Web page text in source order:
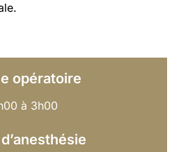
opératoire
à 3h00